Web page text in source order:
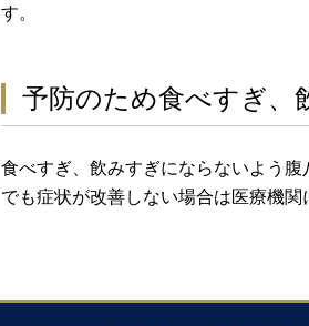
す。
予防のため食べすぎ、
食べすぎ、飲みすぎにならないよう
でも症状が改善しない場合は医療機関